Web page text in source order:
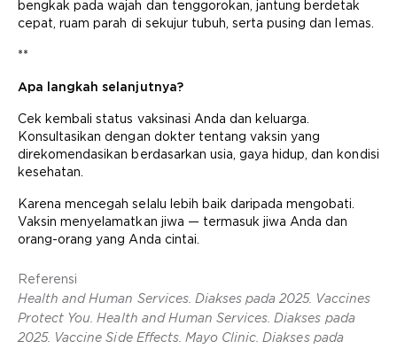
bengkak pada wajah dan tenggorokan, jantung berdetak
cepat, ruam parah di sekujur tubuh, serta pusing dan lemas.
**
Apa langkah selanjutnya?
Cek kembali status vaksinasi Anda dan keluarga.
Konsultasikan dengan dokter tentang vaksin yang
direkomendasikan berdasarkan usia, gaya hidup, dan kondisi
kesehatan.
Karena mencegah selalu lebih baik daripada mengobati.
Vaksin menyelamatkan jiwa — termasuk jiwa Anda dan
orang-orang yang Anda cintai.
Referensi
Health and Human Services. Diakses pada 2025. Vaccines
Protect You. Health and Human Services. Diakses pada
2025. Vaccine Side Effects. Mayo Clinic. Diakses pada